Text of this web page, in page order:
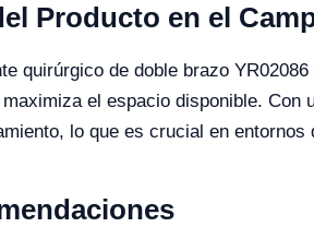
Producto en el
quirúrgico de doble brazo
el espacio disponible. Con
lo que es crucial en entornos